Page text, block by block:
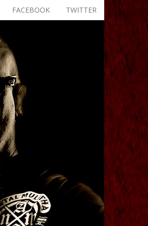
TWITTER
FACEBOOK